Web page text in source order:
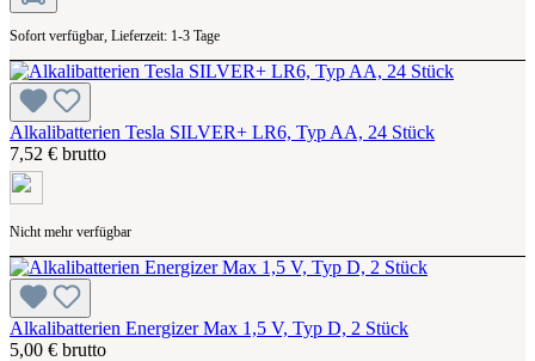
Sofort verfügbar, Lieferzeit: 1-3 Tage
Alkalibatterien Tesla SILVER+ LR6, Typ AA, 24 Stück
7,52 € brutto
Nicht mehr verfügbar
Alkalibatterien Energizer Max 1,5 V, Typ D, 2 Stück
5,00 € brutto